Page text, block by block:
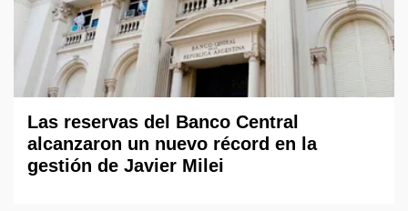
Las reservas del Banco Central
alcanzaron un nuevo récord en la
gestión de Javier Milei